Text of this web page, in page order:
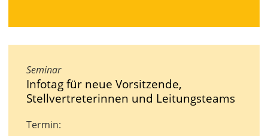
Seminar
Infotag für neue Vorsitzende,
Stellvertreterinnen und Leitungsteams
Termin: